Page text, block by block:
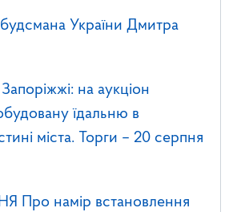
України Дмитра
на аукціон
їдальню в
міста. Торги – 20 серпня
Про намір встановлення